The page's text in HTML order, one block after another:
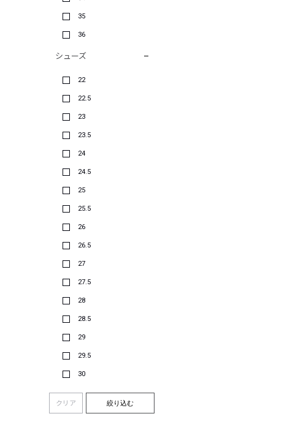
35
36
シューズ
22
22.5
23
23.5
24
24.5
25
25.5
26
26.5
27
27.5
28
28.5
29
29.5
30
クリア 絞り込む